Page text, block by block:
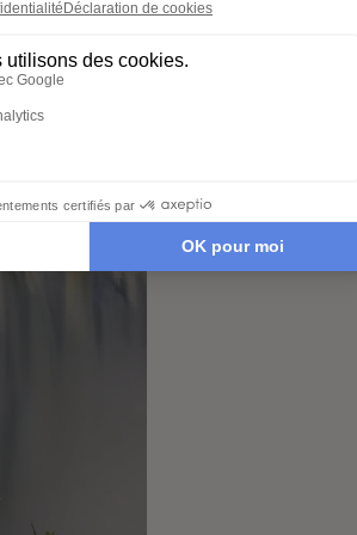
de South